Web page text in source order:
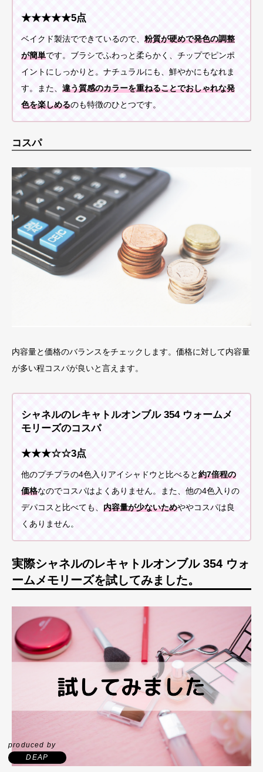
produced by
DEAP
★★★★★5点
ベイクド製法でできているので、 粉質が硬めで発色の調整
が簡単です。ブラシでふわっと柔らかく、チップでピンポ
イントにしっかりと。ナチュラルにも、鮮やかにもなれま
す。また、 違う質感のカラーを重ねることでおしゃれな発
色を楽しめるのも特徴のひとつです。
コスパ
内容量と価格のバランスをチェックします。価格に対して内容量
が多い程コスパが良いと言えます。
シャネルのレキャトルオンブル 354 ウォームメ
モリーズのコスパ
★★★☆☆3点
他のプチプラの4色入りアイシャドウと比べると約7倍程の
価格なのでコスパはよくありません。また、他の4色入りの
デパコスと比べても、 内容量が少ないためややコスパは良
くありません。
実際シャネルのレキャトルオンブル 354 ウォ
ームメモリーズを試してみました。